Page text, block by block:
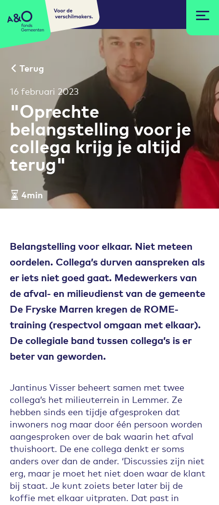
A&O fonds Gemeenten
Voor de
verschilmakers.
Terug
16 februari 2023
"Oprechte
belangstelling voor je
collega krijg je altijd
terug"
Leestijd artikel
4min
Belangstelling voor elkaar. Niet meteen
oordelen. Collega’s durven aanspreken als
er iets niet goed gaat. Medewerkers van
de afval- en milieudienst van de gemeente
De Fryske Marren kregen de ROME-
training (respectvol omgaan met elkaar).
De collegiale band tussen collega’s is er
beter van geworden.
Jantinus Visser beheert samen met twee
collega’s het milieuterrein in Lemmer. Ze
hebben sinds een tijdje afgesproken dat
inwoners nog maar door één persoon worden
aangesproken over de bak waarin het afval
thuishoort. De ene collega denkt er soms
anders over dan de ander. ‘Discussies zijn niet
erg, maar je moet het niet doen waar de klant
bij staat. Je kunt zoiets beter later bij de
koffie met elkaar uitpraten. Dat past in